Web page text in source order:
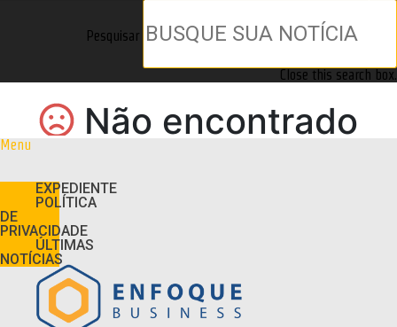
Pesquisar
Close this search box.
Menu
EXPEDIENTE
POLÍTICA
DE
PRIVACIDADE
ÚLTIMAS
NOTÍCIAS